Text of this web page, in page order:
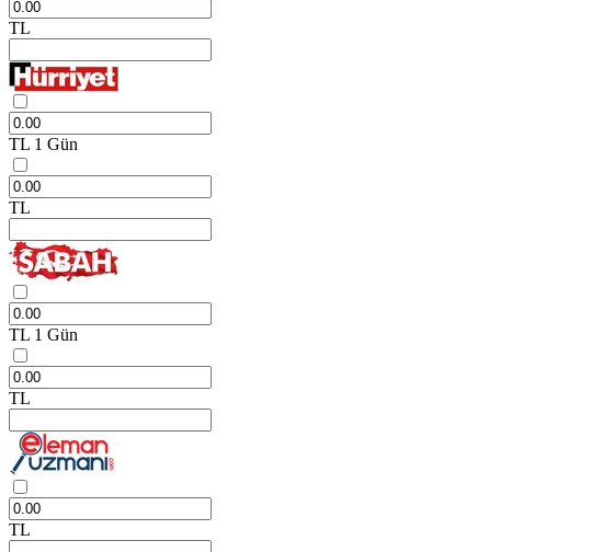
TL
TL 1 Gün
TL
TL 1 Gün
TL
TL